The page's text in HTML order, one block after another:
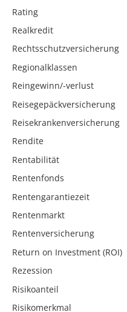
Rating
Realkredit
Rechtsschutzversicherung
Regionalklassen
Reingewinn/-verlust
Reisegepäckversicherung
Reisekrankenversicherung
Rendite
Rentabilität
Rentenfonds
Rentengarantiezeit
Rentenmarkt
Rentenversicherung
Return on Investment (ROI)
Rezession
Risikoanteil
Risikomerkmal